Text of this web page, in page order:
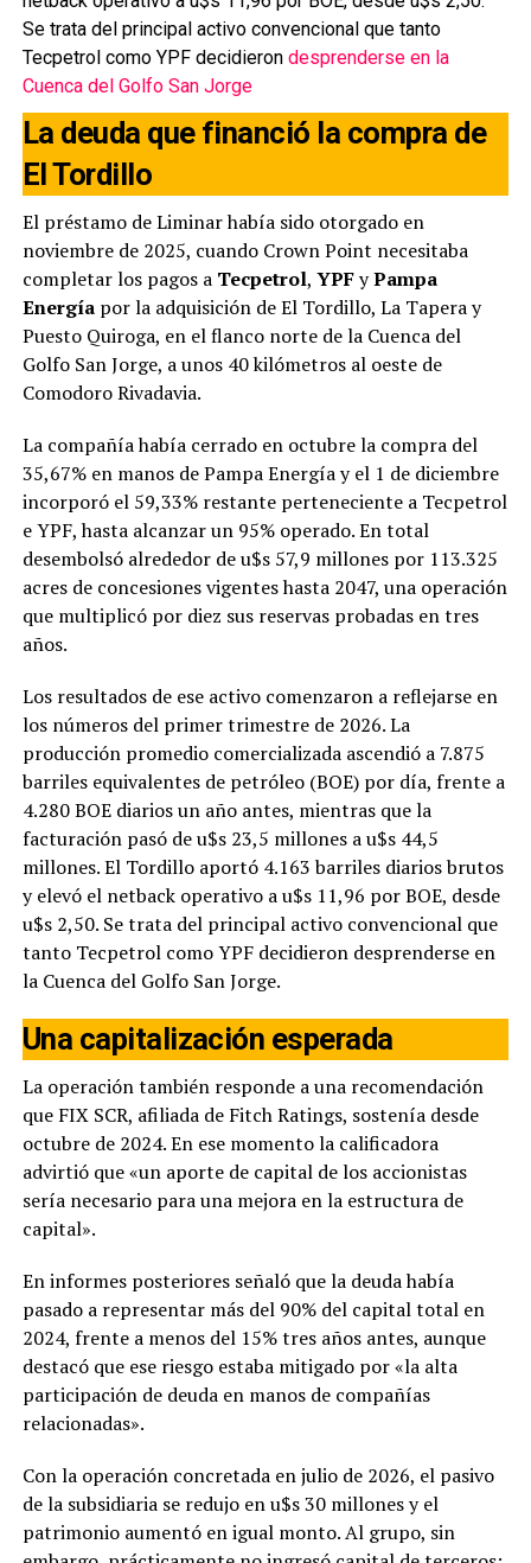
Se trata del principal activo convencional que tanto
Tecpetrol como YPF decidieron desprenderse en la
Cuenca del Golfo San Jorge
La deuda que financió la compra de
El Tordillo
El préstamo de Liminar había sido otorgado en
noviembre de 2025, cuando Crown Point necesitaba
completar los pagos a Tecpetrol, YPFyPampa
Energía por la adquisición de El Tordillo, La Tapera y
Puesto Quiroga, en el flanco norte de la Cuenca del
Golfo San Jorge, a unos 40 kilómetros al oeste de
Comodoro Rivadavia.
La compañía había cerrado en octubre la compra del
35,67% en manos de Pampa Energía y el 1 de diciembre
incorporó el 59,33% restante perteneciente a Tecpetrol
e YPF, hasta alcanzar un 95% operado. En total
desembolsó alrededor de u$s 57,9 millones por 113.325
acres de concesiones vigentes hasta 2047, una operación
que multiplicó por diez sus reservas probadas en tres
años.
Los resultados de ese activo comenzaron a reflejarse en
los números del primer trimestre de 2026. La
producción promedio comercializada ascendió a 7.875
barriles equivalentes de petróleo (BOE) por día, frente a
4.280 BOE diarios un año antes, mientras que la
facturación pasó de u$s 23,5 millones a u$s 44,5
millones. El Tordillo aportó 4.163 barriles diarios brutos
y elevó el netback operativo a u$s 11,96 por BOE, desde
u$s 2,50. Se trata del principal activo convencional que
tanto Tecpetrol como YPF decidieron desprenderse en
la Cuenca del Golfo San Jorge.
Una capitalización esperada
La operación también responde a una recomendación
que FIX SCR, afiliada de Fitch Ratings, sostenía desde
octubre de 2024. En ese momento la calificadora
advirtió que «un aporte de capital de los accionistas
sería necesario para una mejora en la estructura de
capital».
En informes posteriores señaló que la deuda había
pasado a representar más del 90% del capital total en
2024, frente a menos del 15% tres años antes, aunque
destacó que ese riesgo estaba mitigado por «la alta
participación de deuda en manos de compañías
relacionadas».
Con la operación concretada en julio de 2026, el pasivo
de la subsidiaria se redujo en u$s 30 millones y el
patrimonio aumentó en igual monto. Al grupo, sin